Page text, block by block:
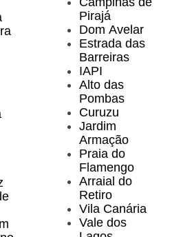
Pirajá
Dom Avelar
Estrada das
Barreiras
IAPI
Alto das
Pombas
Curuzu
Jardim
Armação
Praia do
Flamengo
Arraial do
Retiro
Vila Canária
Vale dos